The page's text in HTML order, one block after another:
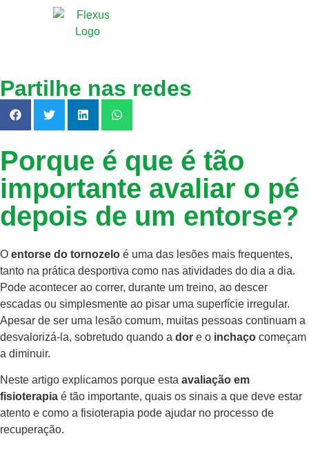
Partilhe nas redes
Porque é que é tão
importante avaliar o pé
depois de um entorse?
O entorse do tornozelo é uma das lesões mais frequentes,
tanto na prática desportiva como nas atividades do dia a dia.
Pode acontecer ao correr, durante um treino, ao descer
escadas ou simplesmente ao pisar uma superfície irregular.
Apesar de ser uma lesão comum, muitas pessoas continuam a
desvalorizá-la, sobretudo quando a dor e o inchaço começam
a diminuir.
Neste artigo explicamos porque esta avaliação em
fisioterapia é tão importante, quais os sinais a que deve estar
atento e como a fisioterapia pode ajudar no processo de
recuperação.